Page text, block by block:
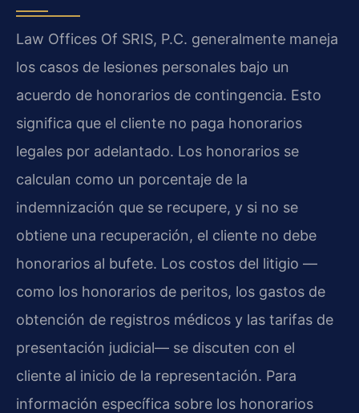
Law Offices Of SRIS, P.C. generalmente maneja
los casos de lesiones personales bajo un
acuerdo de honorarios de contingencia. Esto
significa que el cliente no paga honorarios
legales por adelantado. Los honorarios se
calculan como un porcentaje de la
indemnización que se recupere, y si no se
obtiene una recuperación, el cliente no debe
honorarios al bufete. Los costos del litigio —
como los honorarios de peritos, los gastos de
obtención de registros médicos y las tarifas de
presentación judicial— se discuten con el
cliente al inicio de la representación. Para
información específica sobre los honorarios